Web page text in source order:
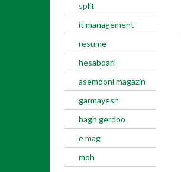
split
it management
resume
hesabdari
asemooni magazin
garmayesh
bagh gerdoo
e mag
moh